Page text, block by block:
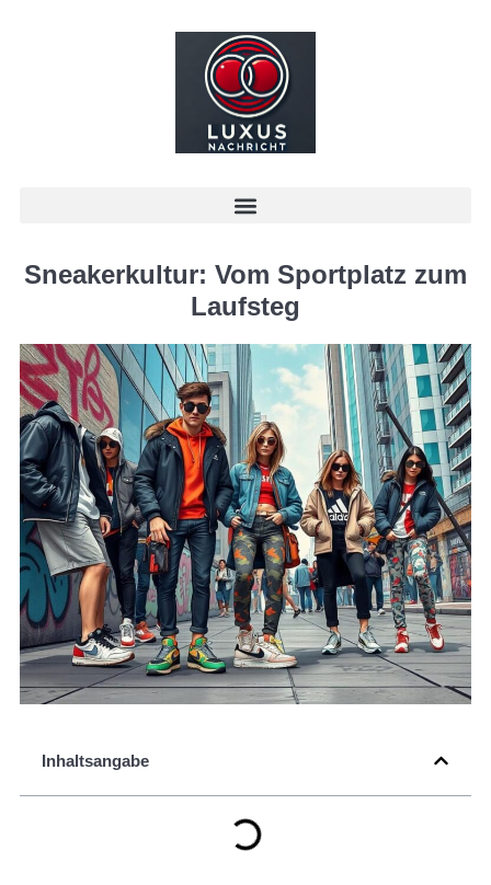
Sneakerkultur: Vom Sportplatz zum
Laufsteg
Inhaltsangabe